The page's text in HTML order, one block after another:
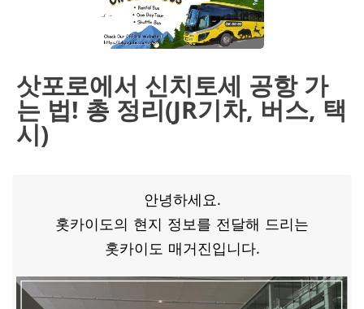
삿포로에서 신치토세 공항 가
는 법! 총 정리(JR기차, 버스, 택
시)
안녕하세요.
홋카이도의 현지 정보를 전달해 드리는
홋카이도 매거진입니다.